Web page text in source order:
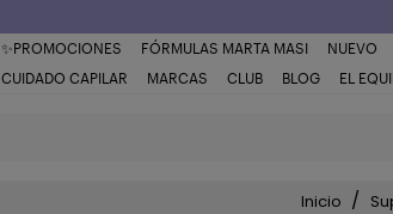
✨PROMOCIONES FÓRMULAS MARTA MASI NUEVO
CUIDADO CAPILAR
MARCAS CLUB BLOG EL
Inicio